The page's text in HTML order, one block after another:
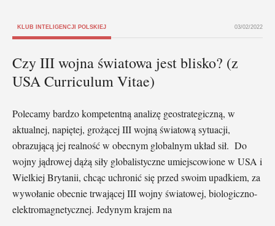
KLUB INTELIGENCJI POLSKIEJ 03/02/2022
Czy III wojna światowa jest blisko? (z
USA Curriculum Vitae)
Polecamy bardzo kompetentną analizę geostrategiczną, w
aktualnej, napiętej, grożącej III wojną światową sytuacji,
obrazującą jej realność w obecnym globalnym układ sił. Do
wojny jądrowej dążą siły globalistyczne umiejscowione w USA i
Wielkiej Brytanii, chcąc uchronić się przed swoim upadkiem, za
wywołanie obecnie trwającej III wojny światowej, biologiczno-
elektromagnetycznej. Jedynym krajem na